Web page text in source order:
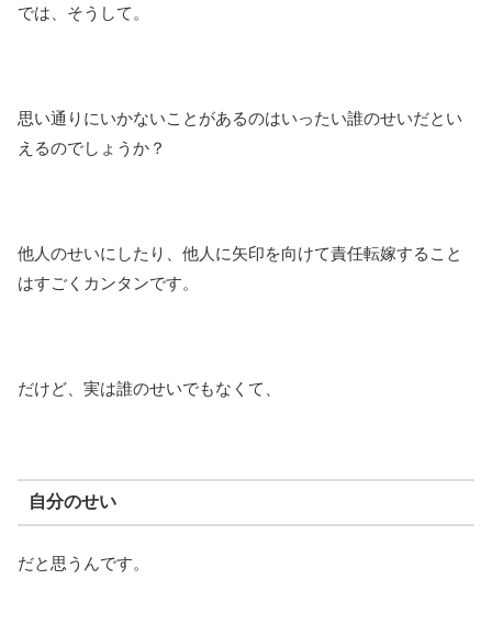
では、そうして。
思い通りにいかないことがあるのはいったい誰のせいだとい
えるのでしょうか？
他人のせいにしたり、他人に矢印を向けて責任転嫁すること
はすごくカンタンです。
だけど、実は誰のせいでもなくて、
自分のせい
だと思うんです。